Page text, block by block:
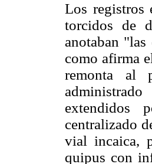
Los registros
torcidos de
anotaban
como afirma
remonta al
extendidos
centralizado
vial incaica,
quipus con